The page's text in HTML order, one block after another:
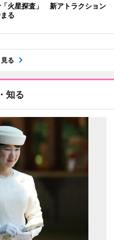
火星探査」 新アトラクション
る
る
知る